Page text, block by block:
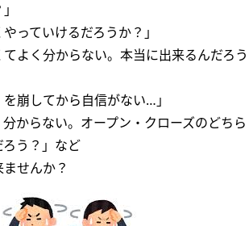
っていけるだろうか？」
てよく分からない。本当に出来るんだろう
を崩してから自信がない…」
分からない。オープン・クローズのどちら
う？」など
せんか？